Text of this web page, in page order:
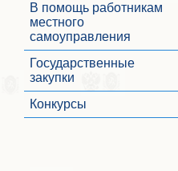
В помощь работникам
местного
самоуправления
Государственные
закупки
Конкурсы